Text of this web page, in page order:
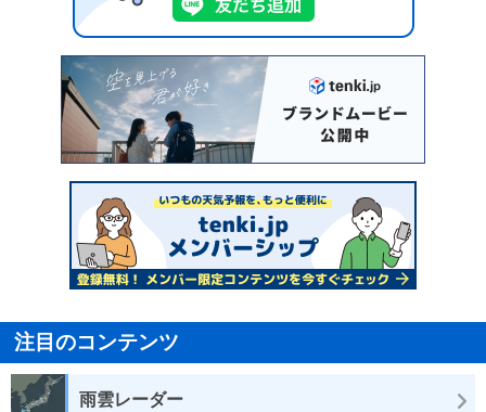
注目のコンテンツ
雨雲レーダー